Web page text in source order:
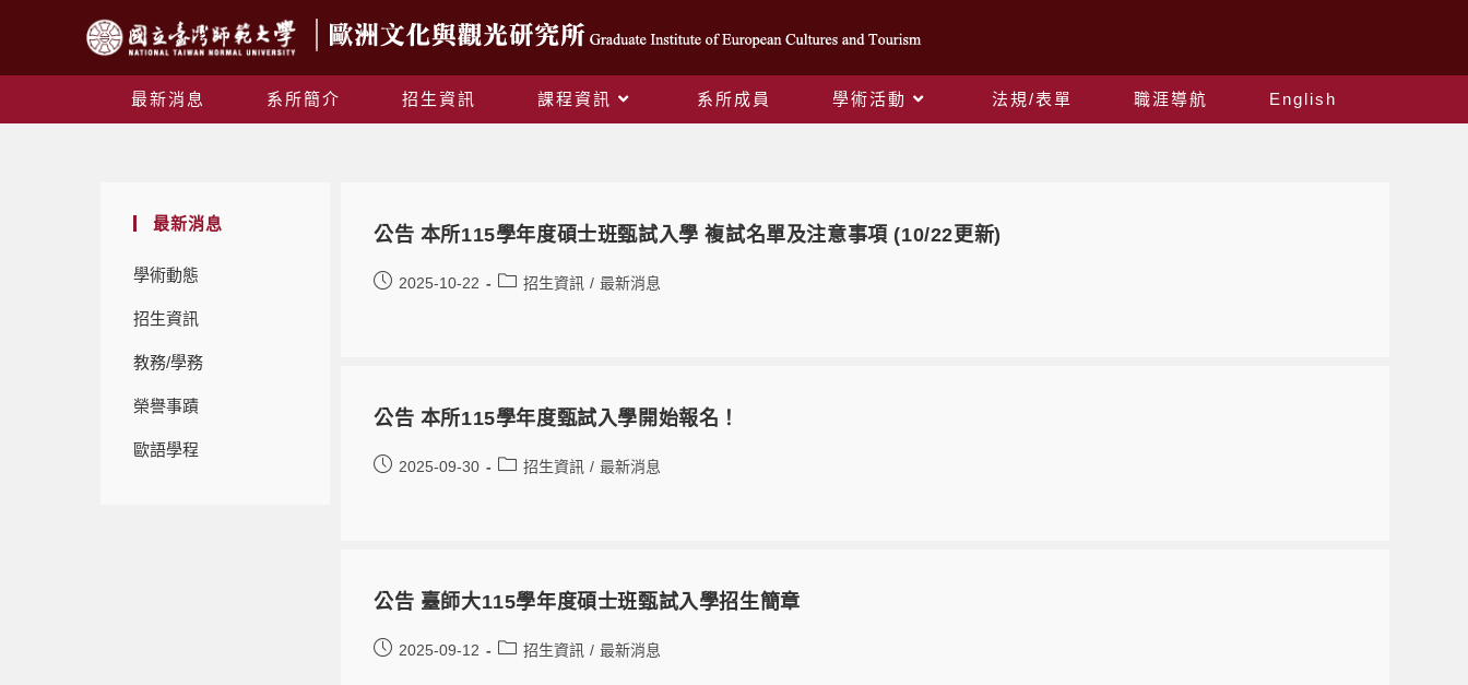
最新消息 系所簡介 招生資訊 課程資訊 系所成員 學術活動 法規/表單 職涯導航
English
最新消息
學術動態
招生資訊
教務/學務
榮譽事蹟
歐語學程
公告 本所115學年度碩士班甄試入學 複試名單及注意事項 (10/22更新)
2025-10-22 招生資訊 / 最新消息
公告 本所115學年度甄試入學開始報名！
2025-09-30 招生資訊 / 最新消息
公告 臺師大115學年度碩士班甄試入學招生簡章
2025-09-12 招生資訊 / 最新消息